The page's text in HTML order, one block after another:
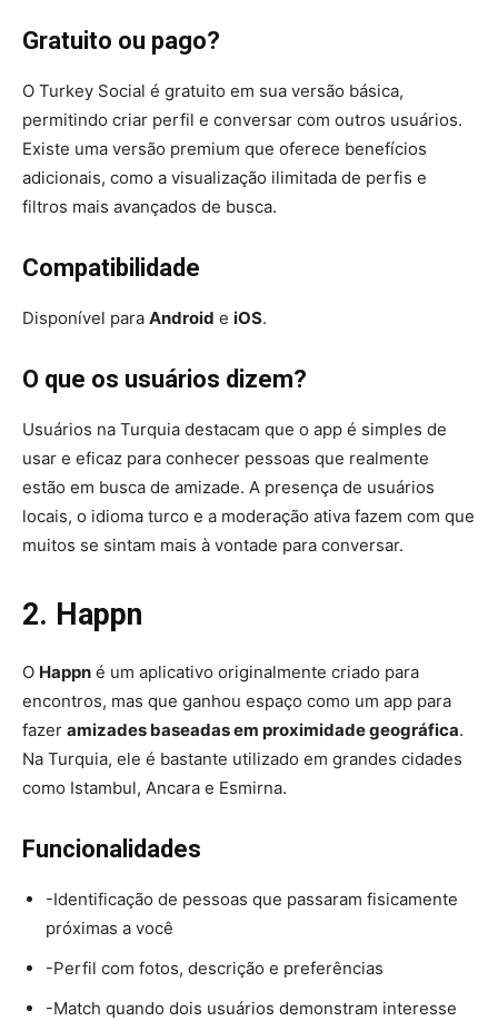
Gratuito ou pago?
O Turkey Social é gratuito em sua versão básica,
permitindo criar perfil e conversar com outros usuários.
Existe uma versão premium que oferece benefícios
adicionais, como a visualização ilimitada de perfis e
filtros mais avançados de busca.
Compatibilidade
Disponível para Android e iOS.
O que os usuários dizem?
Usuários na Turquia destacam que o app é simples de
usar e eficaz para conhecer pessoas que realmente
estão em busca de amizade. A presença de usuários
locais, o idioma turco e a moderação ativa fazem com que
muitos se sintam mais à vontade para conversar.
2. Happn
O Happn é um aplicativo originalmente criado para
encontros, mas que ganhou espaço como um app para
fazer amizades baseadas em proximidade geográfica.
Na Turquia, ele é bastante utilizado em grandes cidades
como Istambul, Ancara e Esmirna.
Funcionalidades
-Identificação de pessoas que passaram fisicamente
próximas a você
-Perfil com fotos, descrição e preferências
-Match quando dois usuários demonstram interesse